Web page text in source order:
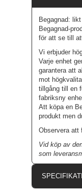
Begagnad:
Begagnad-
för att se till
Vi erbjuder
Varje enhet
garantera att
mot
tillgång till en
fabriksny
Att köpa en
produkt men
Observera att
Vid köp av
som